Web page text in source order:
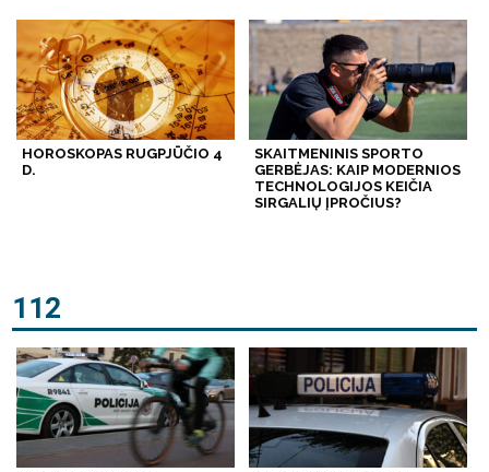
HOROSKOPAS RUGPJŪČIO 4
D.
SKAITMENINIS SPORTO
GERBĖJAS: KAIP MODERNIOS
TECHNOLOGIJOS KEIČIA
SIRGALIŲ ĮPROČIUS?
112